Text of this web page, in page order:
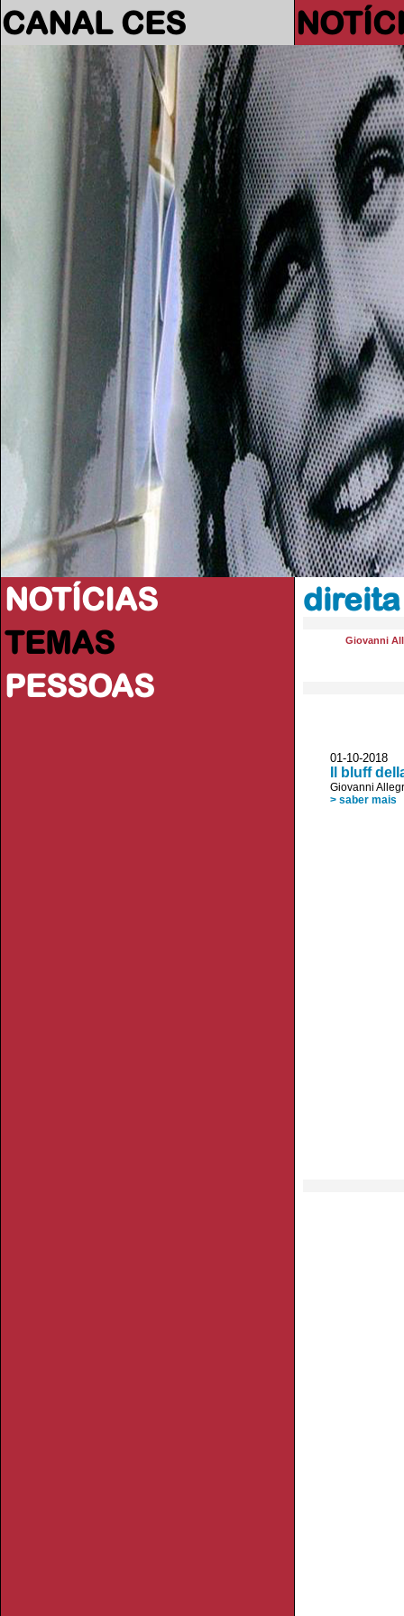
CANAL CES
NOTÍCIAS
TEMAS
PESSOAS
direita
Giovanni
01-10-
Il bluff
Giovanni
> saber mais